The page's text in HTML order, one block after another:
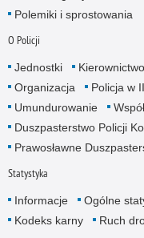
Polemiki i sprostowania
O Policji
Jednostki Kierownictwo
Organizacja
Policja w
Umundurowanie
Duszpasterstwo Policji
Prawosławne
Statystyka
Informacje Ogólne
Kodeks karny
Ruch